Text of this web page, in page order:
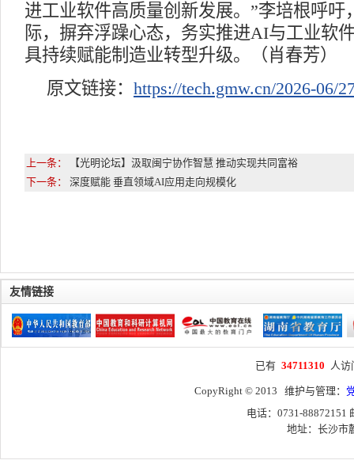
进工业软件高质量创新发展。”李培根呼吁
际，摒弃浮躁心态，务实推进AI与工业软
具持续赋能制造业转型升级。（肖春芳）
原文链接： https://tech.gmw.cn/2026-06/
上一条：
【光明论坛】汲取闽宁协作智慧 推动实现共同富裕
下一条： 深度赋能 垂直领域AI应用走向规模化
友情链接
已有 34711310 人
CopyRight © 2013 维护与管理：
电话：0731-88872151
地址：长沙市